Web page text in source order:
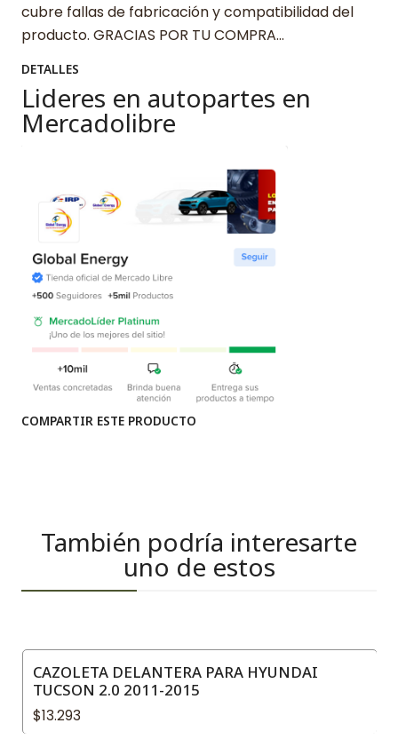
cubre fallas de fabricación y compatibilidad del
producto. GRACIAS POR TU COMPRA…
DETALLES
Lideres en autopartes en
Mercadolibre
COMPARTIR ESTE PRODUCTO
También podría interesarte
uno de estos
CAZOLETA DELANTERA PARA HYUNDAI
TUCSON 2.0 2011-2015
$13.293